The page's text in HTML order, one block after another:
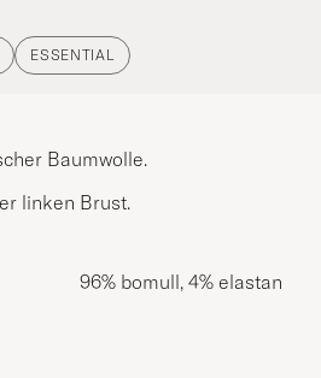
ESSENTIAL
Baumwolle.
linken Brust.
96% bomull, 4% elastan